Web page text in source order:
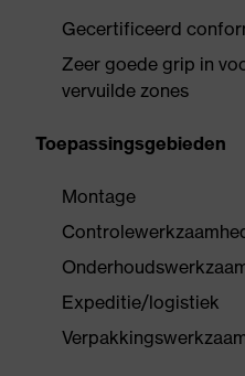
Gecertificeerd
Zeer goede grip in
vervuilde zones
Toepassingsgebieden
Montage
Expeditie/logistiek